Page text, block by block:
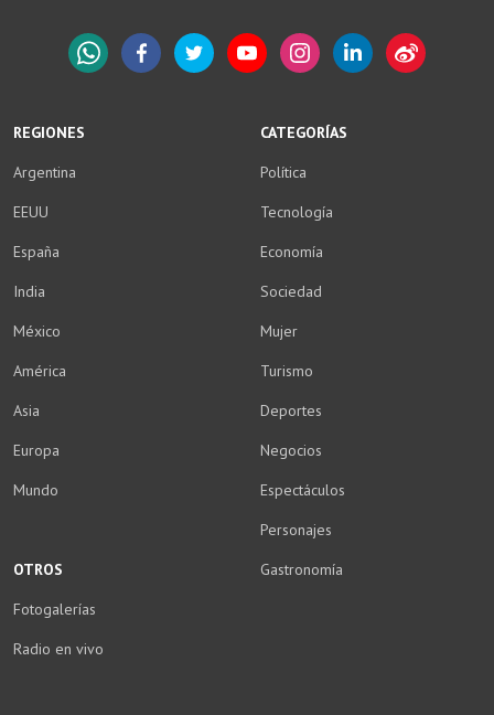
REGIONES
Argentina
EEUU
España
India
México
América
Asia
Europa
Mundo
CATEGORÍAS
Política
Tecnología
Economía
Sociedad
Mujer
Turismo
Deportes
Negocios
Espectáculos
Personajes
Gastronomía
OTROS
Fotogalerías
Radio en vivo